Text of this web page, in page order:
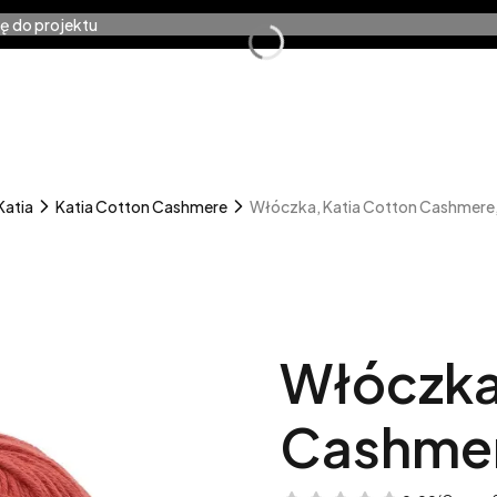
do projektu
dziewiarskie
w koszyku: 0. Zobacz szczegóły
Katia Cotton Cashmere Włóczka, Katia Cotton